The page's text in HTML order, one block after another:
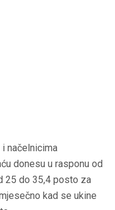
načelnicima
donesu u rasponu od
25 do 35,4 posto za
kad se ukine